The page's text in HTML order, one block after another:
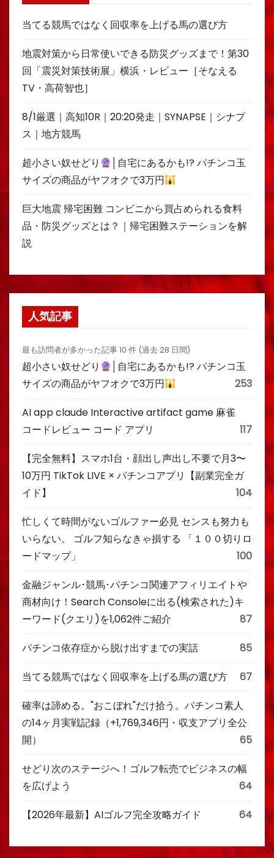
当てる競馬ではなく回収率を上げる馬の選び方
地震対策から日常使いできる防災グッズまで！第30
回「震災対策技術展」横浜・レビュー［そなえる
TV・高荷智也］
8/1厳選｜高知10R｜20:20発走｜SYNAPSE｜シナプ
ス｜地方競馬
超小さい奴せどり
│自宅にあるかも!? パチンコ玉
サイズの商品がヤフオクで3万円
巨大地震 帰宅困難 コンビニから買占められる食料
品・防災グッズとは？｜帰宅困難ステーションを解
説
人気記事
最も訪問者が多かった記事 10 件 (過去 28 日間)
超小さい奴せどり
│自宅にあるかも!? パチンコ玉
サイズの商品がヤフオクで3万円
253
AI app claude Interactive artifact game 麻雀
コードレビュー コード アプリ
117
【完全無料】スマホ1台・顔出し声出し不要で月3〜
10万円 TikTok LIVE × パチンコアプリ【副業完全ガ
イド】
104
忙しくて時間がないゴルファー必見 センスも努力も
いらない。 ゴルフ知らなきゃ損する 「１００切りロ
ードマップ」
100
金融ジャンル･競馬･パチンコ関連アフィリエイトや
商材向け！Search Consoleに出る(検索された)キ
ーワード(クエリ)を1,062件ご紹介
87
パチンコ依存症から脱け出すまでの実話 85
当てる競馬ではなく回収率を上げる馬の選び方 67
確率は諦める。"おこぼれ"だけ拾う。パチンコ素人
の14ヶ月実戦記録（+1,769,346円・収支アプリ全公
開）
65
せどり次のステージへ！ゴルフ転売でビジネスの幅
を広げよう
64
【2026年最新】AIゴルフ完全攻略ガイド 64